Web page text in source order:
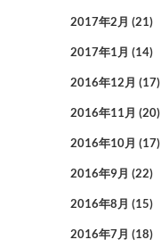
2017年2月 (21)
2017年1月 (14)
2016年12月 (17)
2016年11月 (20)
2016年10月 (17)
2016年9月 (22)
2016年8月 (15)
2016年7月 (18)